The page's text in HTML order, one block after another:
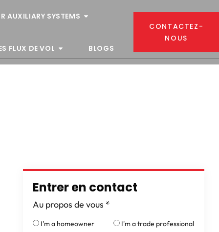
AUXILIARY SYSTEMS
FLUX DE VOL BLOGS
CONTACTEZ-
NOUS
Entrer en contact
Au propos de vous *
I'm a homeowner I'm a trade professional